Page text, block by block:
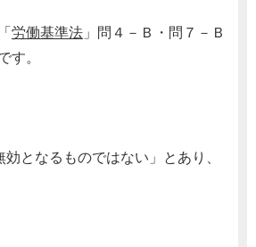
労働基準法 」問４－Ｂ・問７－Ｂ
す。
なるものではない」とあり、